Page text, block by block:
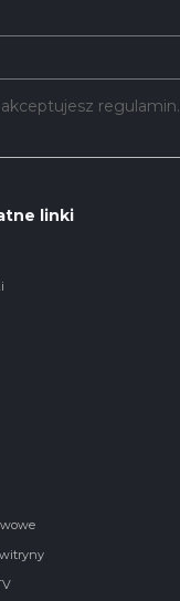
akceptujesz regulamin.
linki